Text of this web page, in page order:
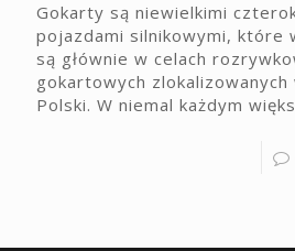
Gokarty są niewielkimi
pojazdami silnikowymi, które
są głównie w celach
gokartowych zlokalizowanych
Polski. W niemal każdym